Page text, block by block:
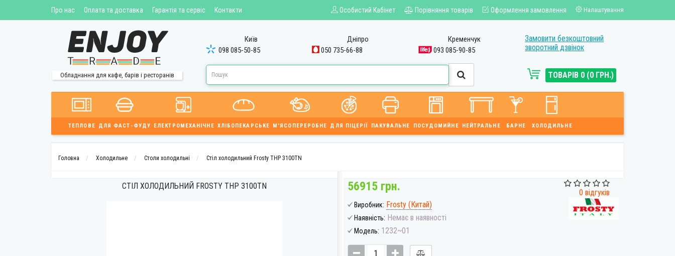
Про нас Оплата та доставка Гарантія та сервіс Контакти Особистий Кабінет Порівняння товарів Оформлення замовлення Налаштування
Обладнання для кафе, барів і ресторанів
Київ
098 085-50-85
Дніпро
050 735-66-88
Кременчук
093 085-90-85
Замовити безкоштовний
зворотний дзвінок
ТОВАРІВ 0 (0 ГРН.)
ТЕПЛОВЕ ДЛЯ ФАСТ-ФУДУ ЕЛЕКТРОМЕХАНІЧНЕ ХЛІБОПЕКАРСЬКЕ М'ЯСОПЕРЕРОБНЕ ДЛЯ ПІЦЕРІЇ ПАКУВАЛЬНЕ ПОСУДОМИЙНЕ НЕЙТРАЛЬНЕ БАРНЕ ХОЛОДИЛЬНЕ
Головна Холодильне Столи холодильні Стіл холодильний Frosty THP 3100TN
СТІЛ ХОЛОДИЛЬНИЙ FROSTY THP 3100TN
0 відгуків
56915 грн.
Виробник: Frosty (Китай)
Наявність: Немає в наявності
Модель: 1232~01